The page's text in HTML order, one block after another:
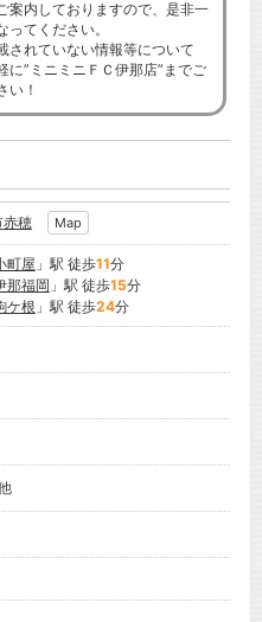
案内しておりますので、是非一
ってください。
されていない情報等について
に”ミニミニＦＣ伊那店”までご
い！
赤穂 Map
町屋 」駅 徒歩11分
那福岡 」駅 徒歩15分
ケ根 」駅 徒歩24分